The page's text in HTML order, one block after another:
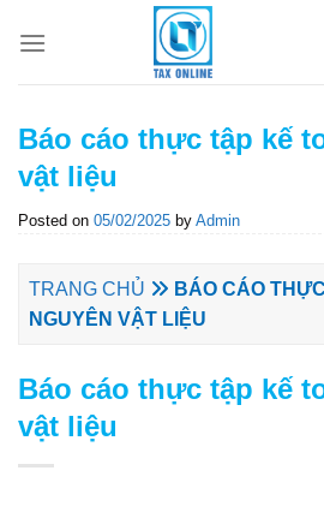
Báo cáo thực tập kế
vật liệu
Posted on 05/02/2025 by Admin
TRANG CHỦ
BÁO CÁO
NGUYÊN VẬT LIỆU
Báo cáo thực tập kế
vật liệu